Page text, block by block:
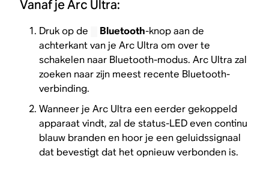
Vanaf je Arc Ultra:
Druk op de Bluetooth-knop aan de
achterkant van je Arc Ultra om over te
schakelen naar Bluetooth-modus. Arc Ultra zal
zoeken naar zijn meest recente Bluetooth-
verbinding.
Wanneer je Arc Ultra een eerder gekoppeld
apparaat vindt, zal de status-LED even continu
blauw branden en hoor je een geluidssignaal
dat bevestigt dat het opnieuw verbonden is.